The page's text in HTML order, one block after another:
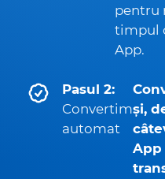
pentru
timpul
App.
Pasul 2:
Convertim
automat
și,
App